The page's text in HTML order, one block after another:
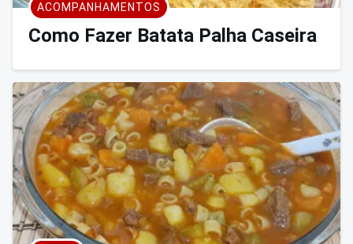
ACOMPANHAMENTOS
Como Fazer Batata Palha Caseira